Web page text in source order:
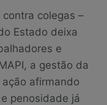
colegas –
Estado deixa
e
a gestão da
afirmando
penosidade já